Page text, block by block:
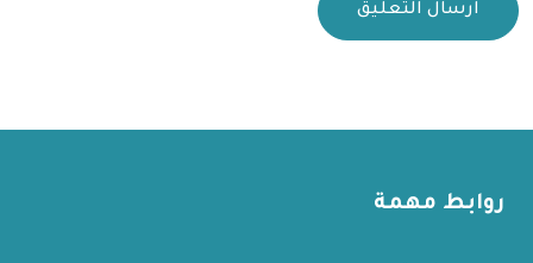
ارسال التعليق
روابط مهمة